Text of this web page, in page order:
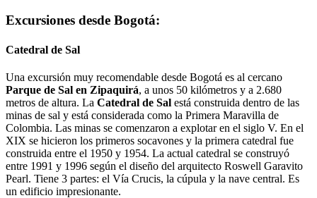
Excursiones desde Bogotá:
Catedral de Sal
Una excursión muy recomendable desde Bogotá es al cercano
Parque de Sal en Zipaquirá, a unos 50 kilómetros y a 2.680
metros de altura. La Catedral de Sal está construida dentro de las
minas de sal y está considerada como la Primera Maravilla de
Colombia. Las minas se comenzaron a explotar en el siglo V. En el
XIX se hicieron los primeros socavones y la primera catedral fue
construida entre el 1950 y 1954. La actual catedral se construyó
entre 1991 y 1996 según el diseño del arquitecto Roswell Garavito
Pearl. Tiene 3 partes: el Vía Crucis, la cúpula y la nave central. Es
un edificio impresionante.